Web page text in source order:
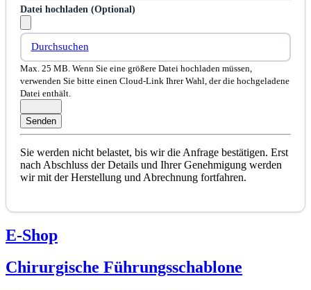
Datei hochladen (Optional)
Durchsuchen
Max. 25 MB. Wenn Sie eine größere Datei hochladen müssen,
verwenden Sie bitte einen Cloud-Link Ihrer Wahl, der die hochgeladene
Datei enthält.
Sie werden nicht belastet, bis wir die Anfrage bestätigen. Erst
nach Abschluss der Details und Ihrer Genehmigung werden
wir mit der Herstellung und Abrechnung fortfahren.
E-Shop
Chirurgische Führungsschablone